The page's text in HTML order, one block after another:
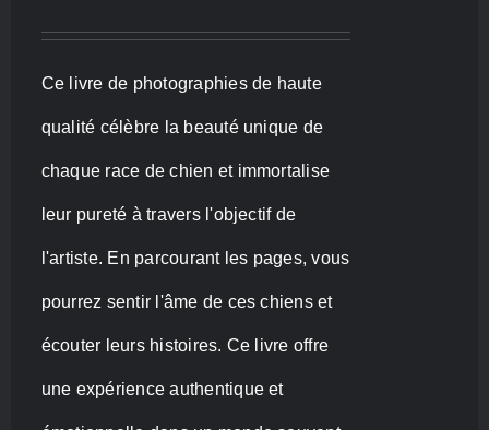
prix
initial
était :
43,50 €.
prix
actuel
est :
35,00 €.
Ce livre de photographies de haute
qualité célèbre la beauté unique de
chaque race de chien et immortalise
leur pureté à travers l'objectif de
l'artiste. En parcourant les pages, vous
pourrez sentir l'âme de ces chiens et
écouter leurs histoires. Ce livre offre
une expérience authentique et